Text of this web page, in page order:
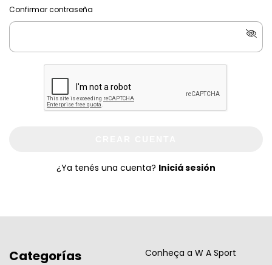
Confirmar contraseña
¿Ya tenés una cuenta? Iniciá sesión
Categorías Conheça a W A Sport